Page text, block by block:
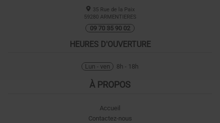
35 Rue de la Paix
59280 ARMENTIERES
09 70 35 90 02
HEURES D'OUVERTURE
Lun - ven 8h - 18h
À PROPOS
Accueil
Contactez-nous